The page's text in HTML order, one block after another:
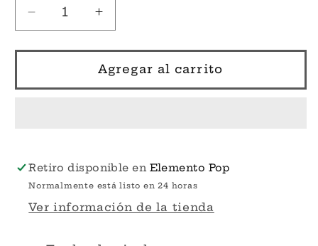
Reducir
cantidad
para
Encargo
#1738
-
Simpsons
Aumentar
cantidad
para
Por
Encargo
#1738
-
The
Simpsons
Agregar al carrito
Retiro disponible en Elemento Pop
Normalmente está listo en 24 horas
Ver información de la tienda